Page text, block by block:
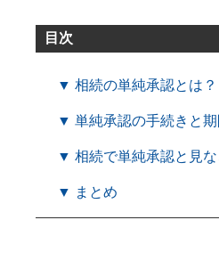
目次
▼ 相続の単純承認とは？
▼ 単純承認の手続きと
▼ 相続で単純承認と見
▼ まとめ